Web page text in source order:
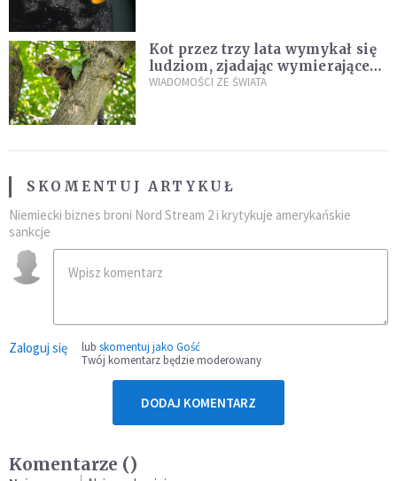
Kot przez trzy lata wymykał się
ludziom, zjadając wymierające
kaczki. W końcu popełnił
WIADOMOŚCI ZE ŚWIATA
SKOMENTUJ ARTYKUŁ
Niemiecki biznes broni Nord Stream 2 i krytykuje amerykańskie
sankcje
Zaloguj się lub skomentuj jako Gość
Twój komentarz będzie moderowany
DODAJ KOMENTARZ
Komentarze ()